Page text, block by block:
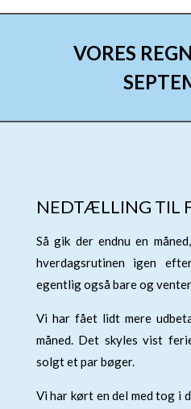
VORES
NEDTÆLLING TIL
Så gik der endnu en
hverdagsrutinen igen
egentlig også bare og
Vi har fået lidt mere
måned. Det skyles vist
solgt et par bøger.
Vi har kørt en del med tog i